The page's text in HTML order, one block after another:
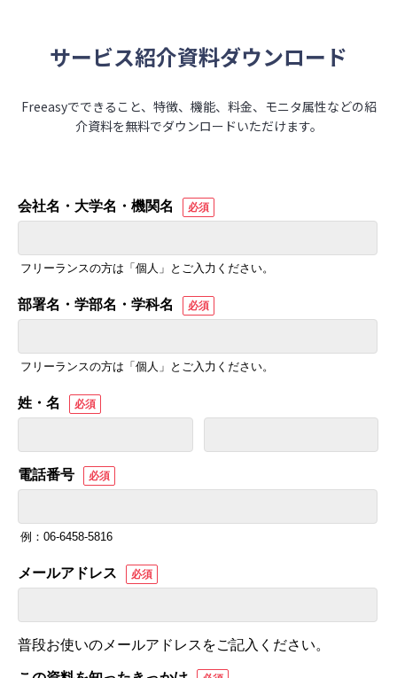
サービス紹介資料ダウンロード
Freeasyでできること、特徴、機能、料金、モニタ属性などの紹
介資料を無料でダウンロードいただけます。